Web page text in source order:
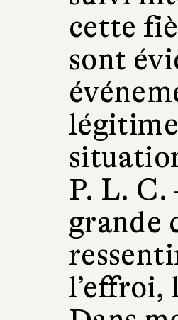
cette
sont
P. L.
grande
l’effroi,